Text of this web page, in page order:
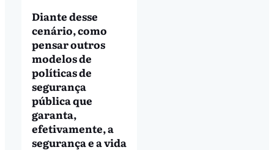
Diante desse
cenário, como
pensar outros
modelos de
políticas de
segurança
pública que
garanta,
efetivamente, a
segurança e a vida